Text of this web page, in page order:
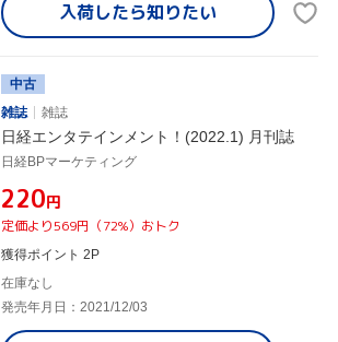
入荷したら知りたい
中古
雑誌
雑誌
日経エンタテインメント！(2022.1) 月刊誌
日経BPマーケティング
¥220円
定価より569円（72%）おトク
獲得ポイント 2P
在庫なし
発売年月日：2021/12/03